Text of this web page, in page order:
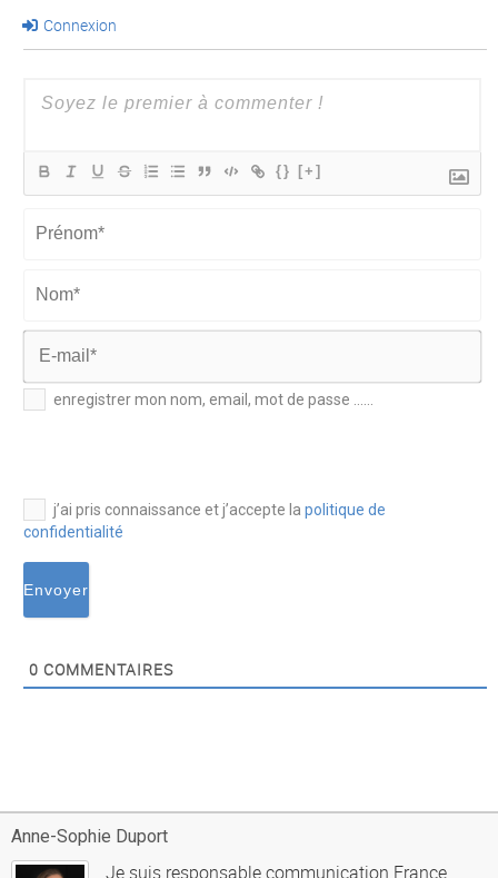
Connexion
{} [+]
Nom*
E-
mail*
enregistrer mon nom, email, mot de passe ......
j’ai pris connaissance et j’accepte la politique de
confidentialité
0 COMMENTAIRES
Anne-Sophie Duport
Je suis responsable communication France